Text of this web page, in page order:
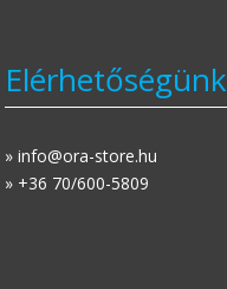
Elérhetőségünk
» info@ora-store.hu
» +36 70/600-5809